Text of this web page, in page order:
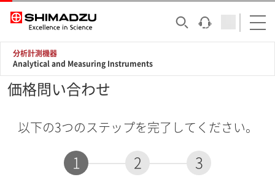
分析計測機器
Analytical and Measuring Instruments
価格問い合わせ
以下の3つのステップを完了してください。
1 2 3